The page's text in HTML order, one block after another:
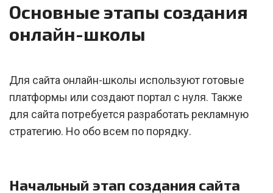
Основные этапы создания
онлайн-школы
Для сайта онлайн-школы используют готовые
платформы или создают портал с нуля. Также
для сайта потребуется разработать рекламную
стратегию. Но обо всем по порядку.
Начальный этап создания сайта